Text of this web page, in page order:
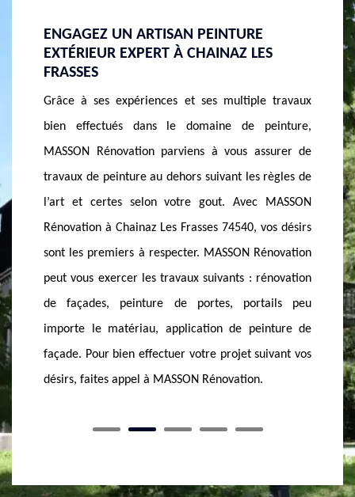
désirs
peu
de
vos
PEINTURE EXTÉRIEURE, PEINTURE
FAÇADE,…
couverture, une rénovation de façade, des travaux
de peinture extérieure, faites appel à MASSON
Rénovation et son équipe. Basés à Chainaz Les
Frasses 74540, nous nous déplaçons pour toute
demande. Forts d’une réputation bâtie au cours des
années, nous sommes basés dans le domaine de
74540 et ses environs. Quelle que soit votre
demande, notre équipe accueille chaque projet
avec un service assuré. Nous assurons toute
peinture extérieure et peinture de façade selon
l’attente de chacun.
74540
vos
murs.
de 24 h.